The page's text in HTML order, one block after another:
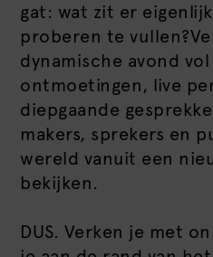
gat: wat zit er
proberen te
dynamische avond
ontmoetingen, live
diepgaande
makers, sprekers en
wereld vanuit een
bekijken.
DUS. Verken je met